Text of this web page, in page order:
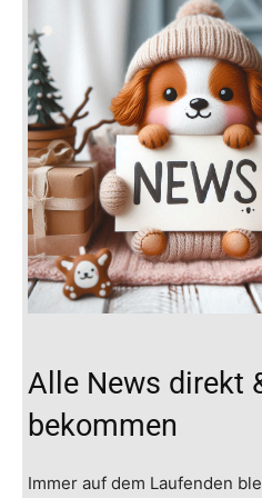
Alle News direkt
bekommen
Immer auf dem Laufenden